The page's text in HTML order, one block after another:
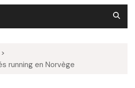
running en Norvège